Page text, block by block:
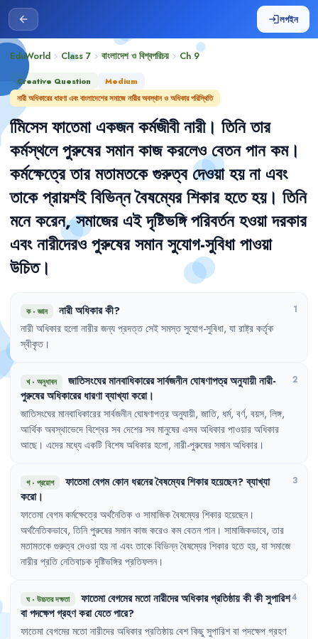
arrow_back loginলগইন
EduWorld chevron_right Class 7 chevron_right বাংলাদেশ ও বিশ্বপরিচয় chevron_right Ch 9
Creative Question
Medium
নারী অধিকারের ধারণা এবং বাংলাদেশের সমাজে নারীর অবস্থান ও অধিকার পরিস্থিতি
মিিসেস ফাতেমা একজন কর্মজীবী নারী। তিনি তার
কর্মস্থলে পুরুষের সমান কাজ করলেও বেতন পান কম।
কর্মক্ষেত্রে তার মতামতকে গুরুত্ব দেওয়া হয় না এবং
তাকে প্রায়শই বিভিন্ন বৈষম্যের শিকার হতে হয়। তিনি
মনে করেন, সমাজের এই দৃষ্টিভঙ্গি পরিবর্তন হওয়া দরকার
এবং নারীদেরও পুরুষের সমান সুযোগ-সুবিধা পাওয়া
উচিত।
ক·জ্ঞান নারীঅধিকারকী? 1
নারী অধিকার হলো নারীর জন্য প্রদত্ত সেই সমস্ত সুযোগ-সুবিধা, যা রাষ্ট্র কর্তৃক
স্বীকৃত।
খ· অনুধাবন জাতিসংঘেরমানবাধিকারেরসার্বজনীনঘোষণাপত্রঅনুযায়ীনারী-
পুরুষেরঅধিকারেরধারণাব্যাখ্যাকরো।
2
জাতিসংঘের মানবাধিকারের সার্বজনীন ঘোষণাপত্র অনুযায়ী, জাতি, ধর্ম, বর্ণ, বয়স, লিঙ্গ,
আর্থিক অবস্থাভেদে বিশ্বের সব দেশের সব মানুষের এসব অধিকার পাওয়ার অধিকার
আছে । এদের মধ্যে একটি বিশেষ অধিকার হলো, নারী-পুরুষের সমান অধিকার ।
গ· প্রয়োগ ফাতেমাবেগমকোনধরনেরবৈষম্যেরশিকারহয়েছেন?ব্যাখ্যা
করো।
3
ফাতেমা বেগম কর্মক্ষেত্রে অর্থনৈতিক ও সামাজিক বৈষম্যের শিকার হয়েছেন।
অর্থনৈতিকভাবে, তিনি পুরুষের সমান কাজ করেও কম বেতন পান। সামাজিকভাবে, তার
মতামতকে গুরুত্ব দেওয়া হয় না এবং তাকে বিভিন্ন বৈষম্যের শিকার হতে হয়, যা সমাজে
নারীর প্রতি নেতিবাচক দৃষ্টিভঙ্গির প্রতিফলন।
ঘ· উচ্চতর দক্ষতা ফাতেমাবেগমেরমতোনারীদেরঅধিকারপ্রতিষ্ঠায়কীকীসুপারিশ
বাপদক্ষেপগ্রহণকরাযেতেপারে?
4
ফাতেমা বেগমের মতো নারীদের অধিকার প্রতিষ্ঠায় বেশ কিছু সুপারিশ বা পদক্ষেপ গ্রহণ